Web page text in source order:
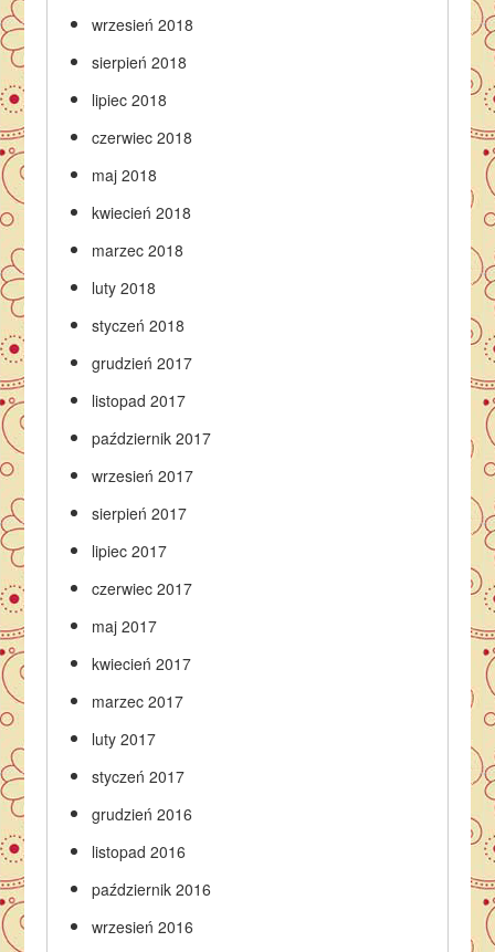
wrzesień 2018
sierpień 2018
lipiec 2018
czerwiec 2018
maj 2018
kwiecień 2018
marzec 2018
luty 2018
styczeń 2018
grudzień 2017
listopad 2017
październik 2017
wrzesień 2017
sierpień 2017
lipiec 2017
czerwiec 2017
maj 2017
kwiecień 2017
marzec 2017
luty 2017
styczeń 2017
grudzień 2016
listopad 2016
październik 2016
wrzesień 2016